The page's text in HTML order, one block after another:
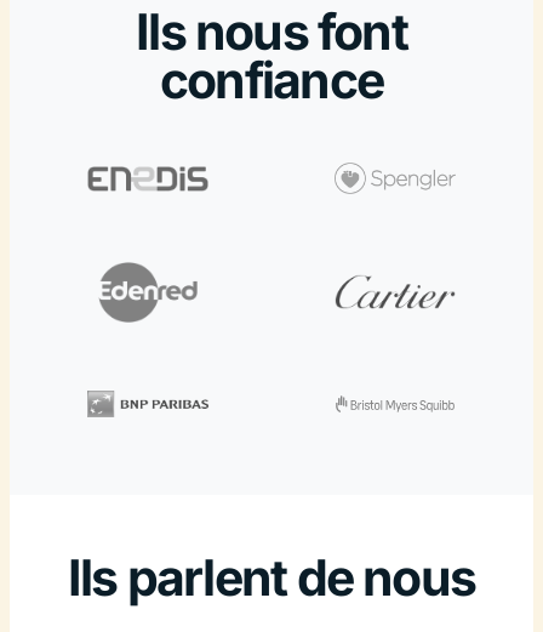
Ils nous font
confiance
Ils parlent de nous